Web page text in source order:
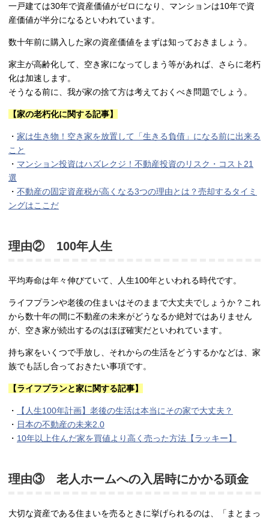
一戸建ては30年で資産価値がゼロになり、マンションは10年で資
産価値が半分になるといわれています。
数十年前に購入した家の資産価値をまずは知っておきましょう。
家主が高齢化して、空き家になってしまう等があれば、さらに老朽
化は加速します。
そうなる前に、我が家の捨て方は考えておくべき問題でしょう。
【家の老朽化に関する記事】
・ 家は生き物！空き家を放置して「生きる負債」になる前に出来る
こと
・ マンション投資はハズレクジ！不動産投資のリスク・コスト21
選
・ 不動産の固定資産税が高くなる3つの理由とは？売却するタイミ
ングはここだ
理由② 100年人生
平均寿命は年々伸びていて、人生100年といわれる時代です。
ライフプランや老後の住まいはそのままで大丈夫でしょうか？これ
から数十年の間に不動産の未来がどうなるか絶対ではありません
が、空き家が続出するのはほぼ確実だといわれています。
持ち家をいくつで手放し、それからの生活をどうするかなどは、家
族でも話し合っておきたい事項です。
【ライフプランと家に関する記事】
・
【人生100年計画】老後の生活は本当にその家で大丈夫？
・ 日本の不動産の未来2.0
・ 10年以上住んだ家を買値より高く売った方法【ラッキー】
理由③ 老人ホームへの入居時にかかる頭金
大切な資産である住まいを売るときに挙げられるのは、「まとまっ